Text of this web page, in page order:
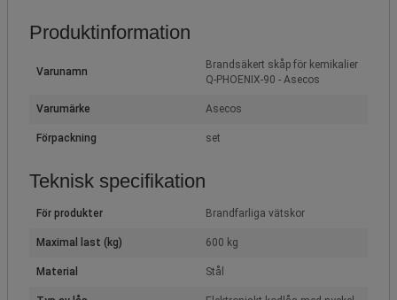
Produktinformation
Varunamn
Brandsäkert skåp för kemikalier
Q-PHOENIX-90 - Asecos
Varumärke Asecos
Förpackning set
Teknisk specifikation
För produkter Brandfarliga vätskor
Maximal last (kg) 600 kg
Material Stål